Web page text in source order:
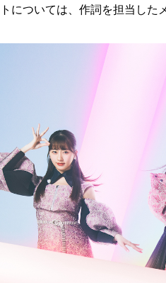
については、作詞を担当した